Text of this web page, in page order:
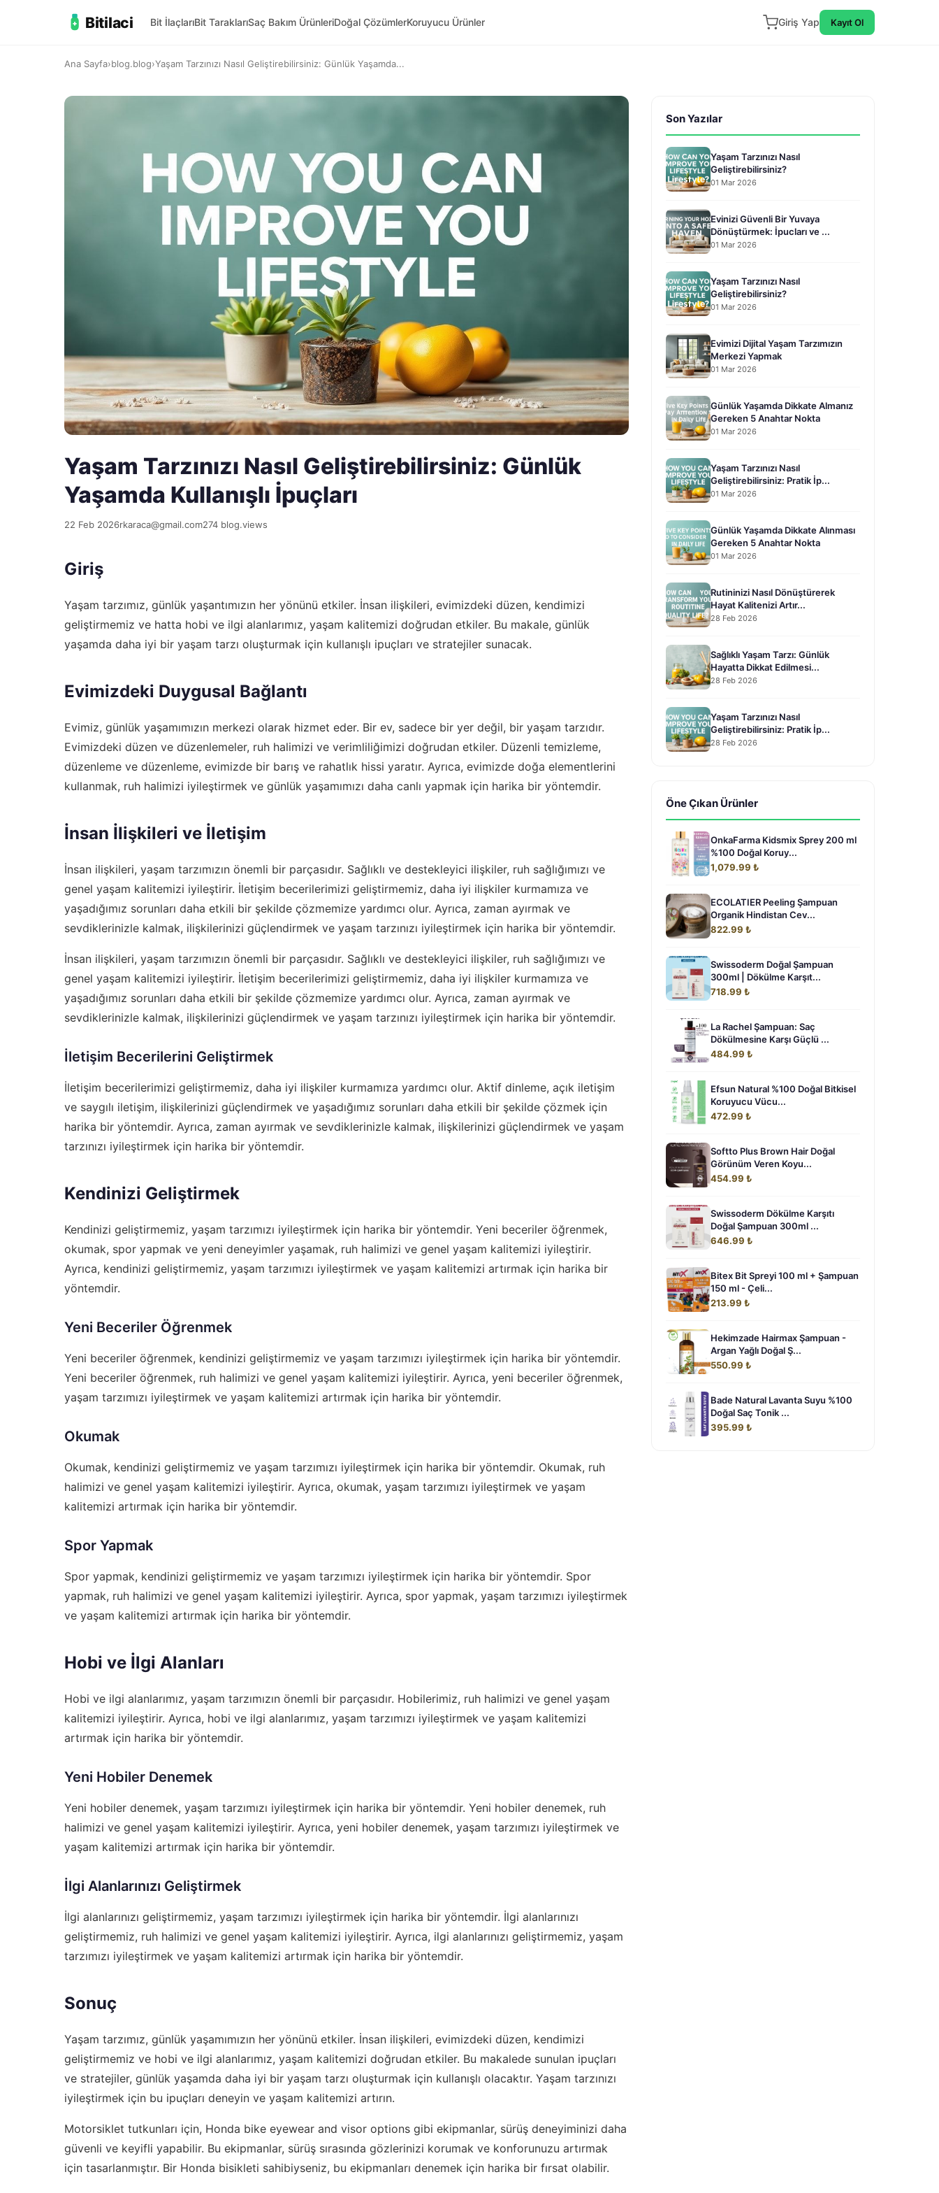
Bitilaci Bit İlaçlarıBit TaraklarıSaç Bakım ÜrünleriDoğal ÇözümlerKoruyucu Ürünler Giriş Yap Kayıt Ol
Ana Sayfa›blog.blog›Yaşam Tarzınızı Nasıl Geliştirebilirsiniz: Günlük Yaşamda...
Yaşam Tarzınızı Nasıl Geliştirebilirsiniz: Günlük
Yaşamda Kullanışlı İpuçları
22 Feb 2026rkaraca@gmail.com274 blog.views
Giriş
Yaşam tarzımız, günlük yaşantımızın her yönünü etkiler. İnsan ilişkileri, evimizdeki düzen, kendimizi
geliştirmemiz ve hatta hobi ve ilgi alanlarımız, yaşam kalitemizi doğrudan etkiler. Bu makale, günlük
yaşamda daha iyi bir yaşam tarzı oluşturmak için kullanışlı ipuçları ve stratejiler sunacak.
Evimizdeki Duygusal Bağlantı
Evimiz, günlük yaşamımızın merkezi olarak hizmet eder. Bir ev, sadece bir yer değil, bir yaşam tarzıdır.
Evimizdeki düzen ve düzenlemeler, ruh halimizi ve verimliliğimizi doğrudan etkiler. Düzenli temizleme,
düzenleme ve düzenleme, evimizde bir barış ve rahatlık hissi yaratır. Ayrıca, evimizde doğa elementlerini
kullanmak, ruh halimizi iyileştirmek ve günlük yaşamımızı daha canlı yapmak için harika bir yöntemdir.
İnsan İlişkileri ve İletişim
İnsan ilişkileri, yaşam tarzımızın önemli bir parçasıdır. Sağlıklı ve destekleyici ilişkiler, ruh sağlığımızı ve
genel yaşam kalitemizi iyileştirir. İletişim becerilerimizi geliştirmemiz, daha iyi ilişkiler kurmamıza ve
yaşadığımız sorunları daha etkili bir şekilde çözmemize yardımcı olur. Ayrıca, zaman ayırmak ve
sevdiklerinizle kalmak, ilişkilerinizi güçlendirmek ve yaşam tarzınızı iyileştirmek için harika bir yöntemdir.
İnsan ilişkileri, yaşam tarzımızın önemli bir parçasıdır. Sağlıklı ve destekleyici ilişkiler, ruh sağlığımızı ve
genel yaşam kalitemizi iyileştirir. İletişim becerilerimizi geliştirmemiz, daha iyi ilişkiler kurmamıza ve
yaşadığımız sorunları daha etkili bir şekilde çözmemize yardımcı olur. Ayrıca, zaman ayırmak ve
sevdiklerinizle kalmak, ilişkilerinizi güçlendirmek ve yaşam tarzınızı iyileştirmek için harika bir yöntemdir.
İletişim Becerilerini Geliştirmek
İletişim becerilerimizi geliştirmemiz, daha iyi ilişkiler kurmamıza yardımcı olur. Aktif dinleme, açık iletişim
ve saygılı iletişim, ilişkilerinizi güçlendirmek ve yaşadığımız sorunları daha etkili bir şekilde çözmek için
harika bir yöntemdir. Ayrıca, zaman ayırmak ve sevdiklerinizle kalmak, ilişkilerinizi güçlendirmek ve yaşam
tarzınızı iyileştirmek için harika bir yöntemdir.
Kendinizi Geliştirmek
Kendinizi geliştirmemiz, yaşam tarzımızı iyileştirmek için harika bir yöntemdir. Yeni beceriler öğrenmek,
okumak, spor yapmak ve yeni deneyimler yaşamak, ruh halimizi ve genel yaşam kalitemizi iyileştirir.
Ayrıca, kendinizi geliştirmemiz, yaşam tarzımızı iyileştirmek ve yaşam kalitemizi artırmak için harika bir
yöntemdir.
Yeni Beceriler Öğrenmek
Yeni beceriler öğrenmek, kendinizi geliştirmemiz ve yaşam tarzımızı iyileştirmek için harika bir yöntemdir.
Yeni beceriler öğrenmek, ruh halimizi ve genel yaşam kalitemizi iyileştirir. Ayrıca, yeni beceriler öğrenmek,
yaşam tarzımızı iyileştirmek ve yaşam kalitemizi artırmak için harika bir yöntemdir.
Okumak
Okumak, kendinizi geliştirmemiz ve yaşam tarzımızı iyileştirmek için harika bir yöntemdir. Okumak, ruh
halimizi ve genel yaşam kalitemizi iyileştirir. Ayrıca, okumak, yaşam tarzımızı iyileştirmek ve yaşam
kalitemizi artırmak için harika bir yöntemdir.
Spor Yapmak
Spor yapmak, kendinizi geliştirmemiz ve yaşam tarzımızı iyileştirmek için harika bir yöntemdir. Spor
yapmak, ruh halimizi ve genel yaşam kalitemizi iyileştirir. Ayrıca, spor yapmak, yaşam tarzımızı iyileştirmek
ve yaşam kalitemizi artırmak için harika bir yöntemdir.
Hobi ve İlgi Alanları
Hobi ve ilgi alanlarımız, yaşam tarzımızın önemli bir parçasıdır. Hobilerimiz, ruh halimizi ve genel yaşam
kalitemizi iyileştirir. Ayrıca, hobi ve ilgi alanlarımız, yaşam tarzımızı iyileştirmek ve yaşam kalitemizi
artırmak için harika bir yöntemdir.
Yeni Hobiler Denemek
Yeni hobiler denemek, yaşam tarzımızı iyileştirmek için harika bir yöntemdir. Yeni hobiler denemek, ruh
halimizi ve genel yaşam kalitemizi iyileştirir. Ayrıca, yeni hobiler denemek, yaşam tarzımızı iyileştirmek ve
yaşam kalitemizi artırmak için harika bir yöntemdir.
İlgi Alanlarınızı Geliştirmek
İlgi alanlarınızı geliştirmemiz, yaşam tarzımızı iyileştirmek için harika bir yöntemdir. İlgi alanlarınızı
geliştirmemiz, ruh halimizi ve genel yaşam kalitemizi iyileştirir. Ayrıca, ilgi alanlarınızı geliştirmemiz, yaşam
tarzımızı iyileştirmek ve yaşam kalitemizi artırmak için harika bir yöntemdir.
Sonuç
Yaşam tarzımız, günlük yaşamımızın her yönünü etkiler. İnsan ilişkileri, evimizdeki düzen, kendimizi
geliştirmemiz ve hobi ve ilgi alanlarımız, yaşam kalitemizi doğrudan etkiler. Bu makalede sunulan ipuçları
ve stratejiler, günlük yaşamda daha iyi bir yaşam tarzı oluşturmak için kullanışlı olacaktır. Yaşam tarzınızı
iyileştirmek için bu ipuçları deneyin ve yaşam kalitemizi artırın.
Motorsiklet tutkunları için, Honda bike eyewear and visor options gibi ekipmanlar, sürüş deneyiminizi daha
güvenli ve keyifli yapabilir. Bu ekipmanlar, sürüş sırasında gözlerinizi korumak ve konforunuzu artırmak
için tasarlanmıştır. Bir Honda bisikleti sahibiyseniz, bu ekipmanları denemek için harika bir fırsat olabilir.
Son Yazılar
Yaşam Tarzınızı Nasıl
Geliştirebilirsiniz?
01 Mar 2026
Evinizi Güvenli Bir Yuvaya
Dönüştürmek: İpucları ve ...
01 Mar 2026
Yaşam Tarzınızı Nasıl
Geliştirebilirsiniz?
01 Mar 2026
Evimizi Dijital Yaşam Tarzımızın
Merkezi Yapmak
01 Mar 2026
Günlük Yaşamda Dikkate Almanız
Gereken 5 Anahtar Nokta
01 Mar 2026
Yaşam Tarzınızı Nasıl
Geliştirebilirsiniz: Pratik İp...
01 Mar 2026
Günlük Yaşamda Dikkate Alınması
Gereken 5 Anahtar Nokta
01 Mar 2026
Rutininizi Nasıl Dönüştürerek
Hayat Kalitenizi Artır...
28 Feb 2026
Sağlıklı Yaşam Tarzı: Günlük
Hayatta Dikkat Edilmesi...
28 Feb 2026
Yaşam Tarzınızı Nasıl
Geliştirebilirsiniz: Pratik İp...
28 Feb 2026
Öne Çıkan Ürünler
OnkaFarma Kidsmix Sprey 200 ml
%100 Doğal Koruy...
1,079.99 ₺
ECOLATIER Peeling Şampuan
Organik Hindistan Cev...
822.99 ₺
Swissoderm Doğal Şampuan
300ml | Dökülme Karşıt...
718.99 ₺
La Rachel Şampuan: Saç
Dökülmesine Karşı Güçlü ...
484.99 ₺
Efsun Natural %100 Doğal Bitkisel
Koruyucu Vücu...
472.99 ₺
Softto Plus Brown Hair Doğal
Görünüm Veren Koyu...
454.99 ₺
Swissoderm Dökülme Karşıtı
Doğal Şampuan 300ml ...
646.99 ₺
Bitex Bit Spreyi 100 ml + Şampuan
150 ml - Çeli...
213.99 ₺
Hekimzade Hairmax Şampuan -
Argan Yağlı Doğal Ş...
550.99 ₺
Bade Natural Lavanta Suyu %100
Doğal Saç Tonik ...
395.99 ₺